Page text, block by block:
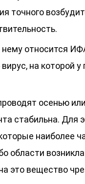
точного
нему относится
на которой у
осенью
стабильна. Для
наиболее
области
это вещество